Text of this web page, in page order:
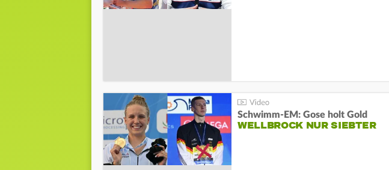
Schwimm-EM: Gose holt Gold
WELLBROCK NUR SIEBTER